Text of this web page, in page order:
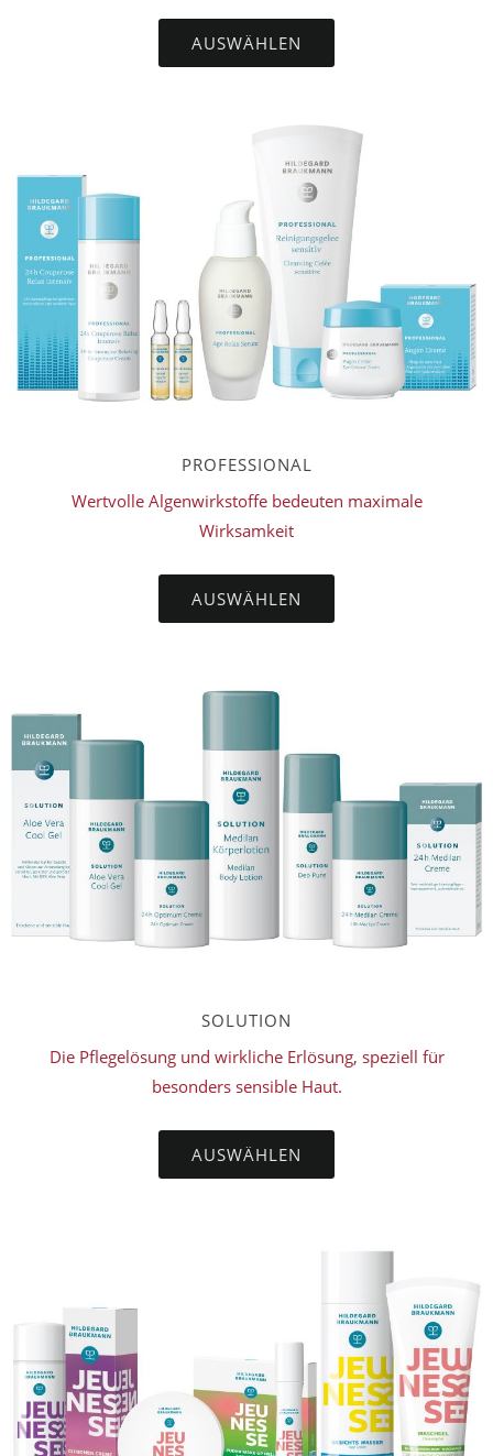
AUSWÄHLEN
PROFESSIONAL
Wertvolle Algenwirkstoffe bedeuten maximale
Wirksamkeit
AUSWÄHLEN
SOLUTION
Die Pflegelösung und wirkliche Erlösung, speziell für
besonders sensible Haut.
AUSWÄHLEN